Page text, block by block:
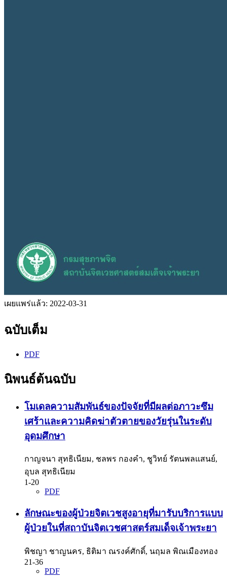
เผยแพร่แล้ว: 2022-03-31
ฉบับเต็ม
PDF
นิพนธ์ต้นฉบับ
โมเดลความสัมพันธ์ของปัจจัยที่มีผลต่อภาวะซึม
เศร้าและความคิดฆ่าตัวตายของวัยรุ่นในระดับ
อุดมศึกษา
กาญจนา สุทธิเนียม, ชลพร กองคำ, ชูวิทย์ รัตนพลแสนย์,
อุบล สุทธิเนียม
1-20
PDF
ลักษณะของผู้ป่วยจิตเวชสูงอายุที่มารับบริการแบบ
ผู้ป่วยในที่สถาบันจิตเวชศาสตร์สมเด็จเจ้าพระยา
พิชญา ชาญนคร, ธิติมา ณรงค์ศักดิ์, นฤมล พิณเมืองทอง
21-36
PDF